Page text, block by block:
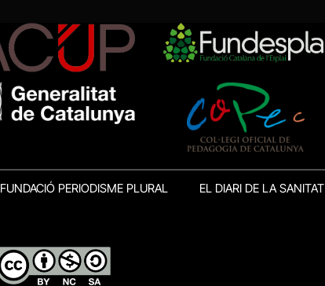
FUNDACIÓ PERIODISME PLURAL EL DIARI DE LA SANITAT